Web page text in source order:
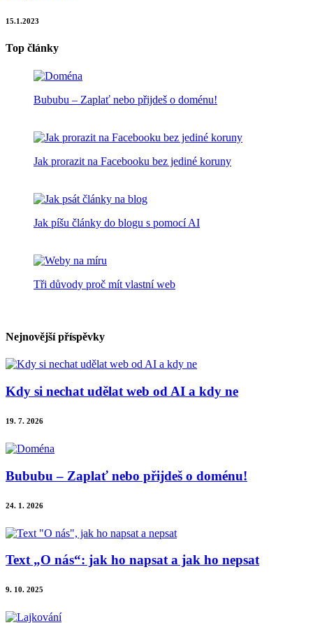
15.1.2023
Top články
Bububu – Zaplať nebo přijdeš o doménu!
Jak prorazit na Facebooku bez jediné koruny
Jak píšu články do blogu s pomocí AI
Tři důvody proč mít vlastní web
Nejnovější příspěvky
Kdy si nechat udělat web od AI a kdy ne
19. 7. 2026
Bububu – Zaplať nebo přijdeš o doménu!
24. 1. 2026
Text „O nás“: jak ho napsat a jak ho nepsat
9. 10. 2025